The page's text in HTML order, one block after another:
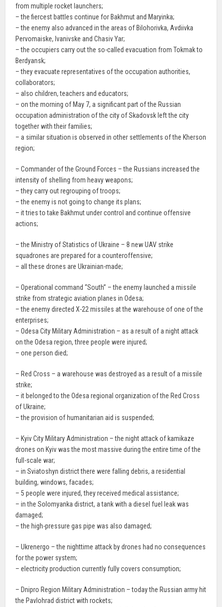
from multiple rocket launchers;
– the fiercest battles continue for Bakhmut and Maryinka;
– the enemy also advanced in the areas of Bilohorivka, Avdiivka
Pervomaiske, Ivanivske and Chasiv Yar;
– the occupiers carry out the so-called evacuation from Tokmak to
Berdyansk;
– they evacuate representatives of the occupation authorities,
collaborators;
– also children, teachers and educators;
– on the morning of May 7, a significant part of the Russian
occupation administration of the city of Skadovsk left the city
together with their families;
– a similar situation is observed in other settlements of the Kherson
region;
– Commander of the Ground Forces – the Russians increased the
intensity of shelling from heavy weapons;
– they carry out regrouping of troops;
– the enemy is not going to change its plans;
– it tries to take Bakhmut under control and continue offensive
actions;
– the Ministry of Statistics of Ukraine – 8 new UAV strike
squadrones are prepared for a counteroffensive;
– all these drones are Ukrainian-made;
– Operational command “South” – the enemy launched a missile
strike from strategic aviation planes in Odesa;
– the enemy directed X-22 missiles at the warehouse of one of the
enterprises;
– Odesa City Military Administration – as a result of a night attack
on the Odesa region, three people were injured;
– one person died;
– Red Cross – a warehouse was destroyed as a result of a missile
strike;
– it belonged to the Odesa regional organization of the Red Cross
of Ukraine;
– the provision of humanitarian aid is suspended;
– Kyiv City Military Administration – the night attack of kamikaze
drones on Kyiv was the most massive during the entire time of the
full-scale war;
– in Sviatoshyn district there were falling debris, a residential
building, windows, facades;
– 5 people were injured, they received medical assistance;
– in the Solomyanka district, a tank with a diesel fuel leak was
damaged;
– the high-pressure gas pipe was also damaged;
– Ukrenergo – the nighttime attack by drones had no consequences
for the power system;
– electricity production currently fully covers consumption;
– Dnipro Region Military Administration – today the Russian army hit
the Pavlohrad district with rockets;